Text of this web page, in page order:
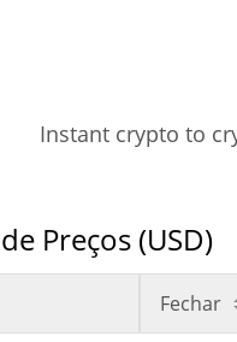
Instant crypto to
Preços (USD)
Fechar